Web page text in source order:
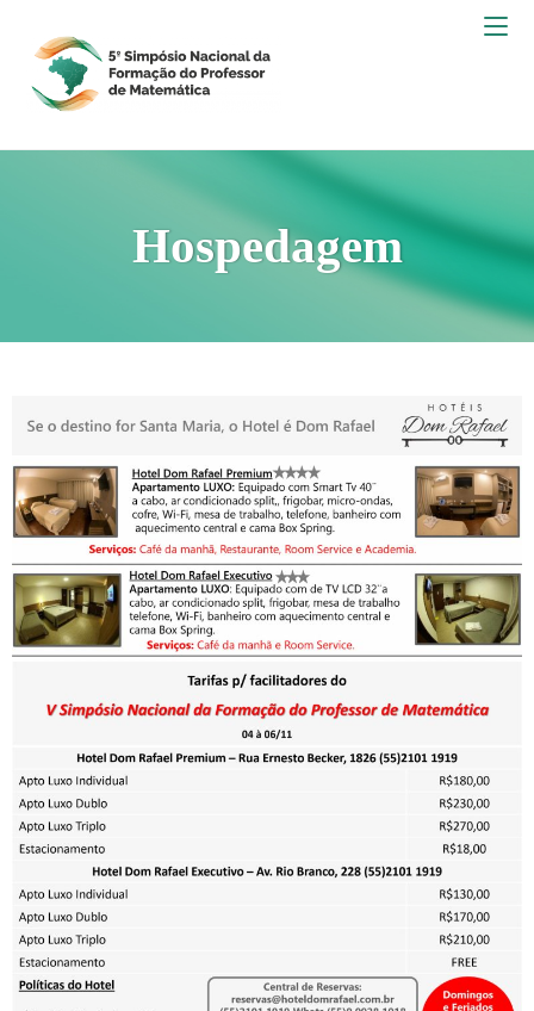
Hospedagem